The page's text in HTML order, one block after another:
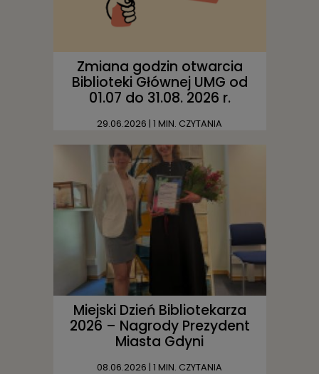
Zmiana godzin otwarcia
Biblioteki Głównej UMG od
01.07 do 31.08. 2026 r.
29.06.2026 | 1 MIN. CZYTANIA
Miejski Dzień Bibliotekarza
2026 – Nagrody Prezydent
Miasta Gdyni
08.06.2026 | 1 MIN. CZYTANIA